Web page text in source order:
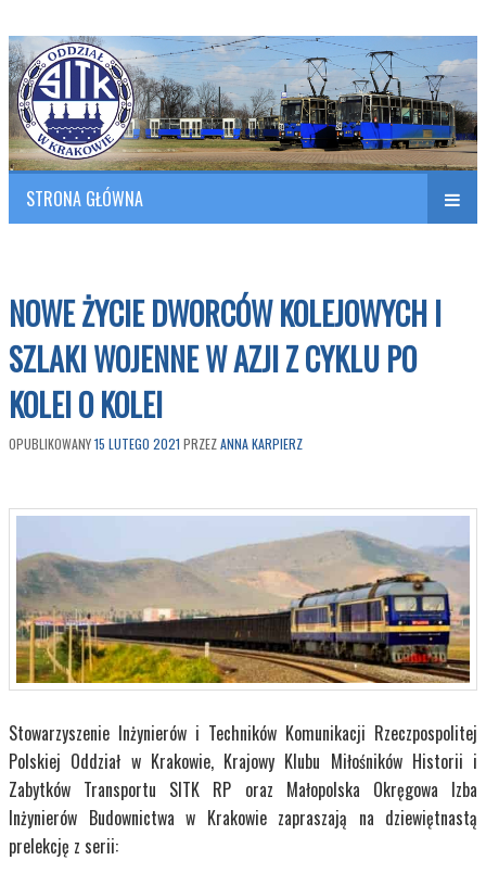
SITK RP Oddział w KRAKOWIE
Polish Association of Engineers & Technicians of Transportation
STRONA GŁÓWNA
NOWE ŻYCIE DWORCÓW KOLEJOWYCH I
SZLAKI WOJENNE W AZJI Z CYKLU PO
KOLEI O KOLEI
OPUBLIKOWANY15 LUTEGO 2021 PRZEZANNA KARPIERZ
Stowarzyszenie Inżynierów i Techników Komunikacji Rzeczpospolitej
Polskiej Oddział w Krakowie, Krajowy Klubu Miłośników Historii i
Zabytków Transportu SITK RP oraz Małopolska Okręgowa Izba
Inżynierów Budownictwa w Krakowie zapraszają na dziewiętnastą
prelekcję z serii: